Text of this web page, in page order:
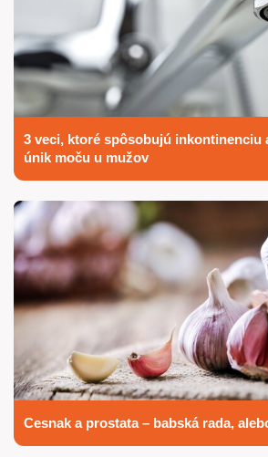
3 veci, ktoré spôsobujú inkontinenciu
únik moču u mužov
Cesnak a prostata – babská rada,